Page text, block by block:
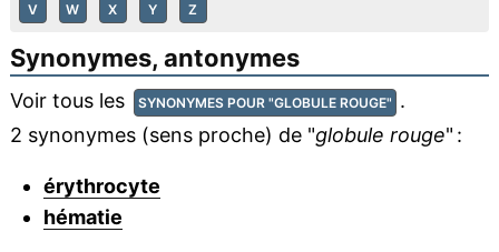
V W X Y Z
Synonymes, antonymes
Voir tous les SYNONYMES POUR "GLOBULE ROUGE" .
2 synonymes (sens proche) de "globule rouge" :
érythrocyte
hématie